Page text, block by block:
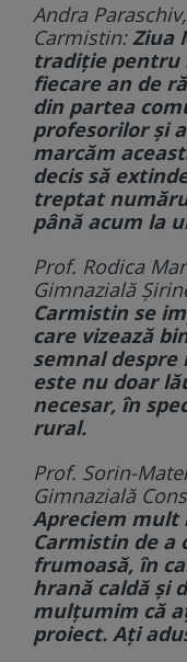
Andra
Carmistin:Ziua
tradiție pentru
fiecare an de
din partea
profesorilor și
marcăm
decis să
treptat
până acum la
Prof. Rodica
Gimnazială
Carmistin se
care vizează
semnal
este nu doar
necesar, în
rural.
Prof. Sorin-
Gimnazială
Apreciem
Carmistin de a
frumoasă, în
hrană caldă și
mulțumim că
proiect. Ați